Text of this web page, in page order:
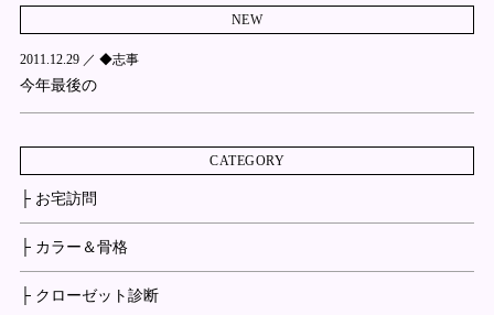
NEW
2011.12.29 ／ ◆志事
今年最後の
CATEGORY
├ お宅訪問
├ カラー＆骨格
├ クローゼット診断